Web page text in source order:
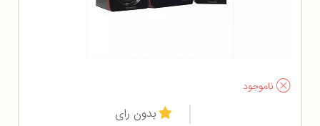
ناموجود
بدون رای